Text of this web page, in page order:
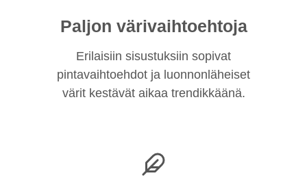
Paljon värivaihtoehtoja
Erilaisiin sisustuksiin sopivat
pintavaihtoehdot ja luonnonläheiset
värit kestävät aikaa trendikkäänä.